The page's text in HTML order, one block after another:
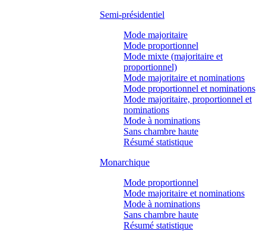
Semi-présidentiel
Mode majoritaire
Mode proportionnel
Mode mixte (majoritaire et
proportionnel)
Mode majoritaire et nominations
Mode proportionnel et nominations
Mode majoritaire, proportionnel et
nominations
Mode à nominations
Sans chambre haute
Résumé statistique
Monarchique
Mode proportionnel
Mode majoritaire et nominations
Mode à nominations
Sans chambre haute
Résumé statistique